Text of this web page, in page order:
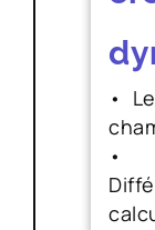
•
•